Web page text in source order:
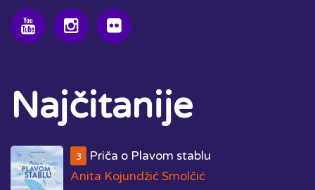
Najčitanije
3
Priča o Plavom stablu
Anita Kojundžić Smolčić